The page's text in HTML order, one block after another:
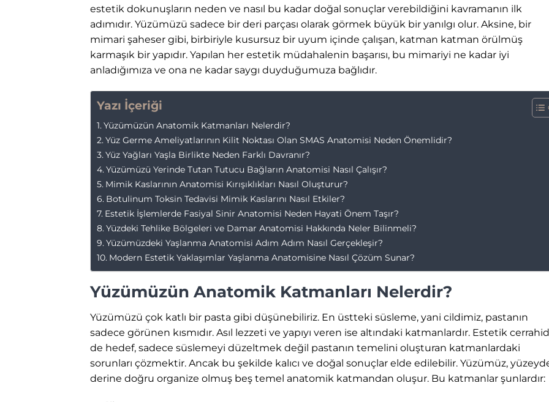
estetik dokunuşların neden ve nasıl bu kadar doğal sonuçlar verebildiğini kavramanın ilk
adımıdır. Yüzümüzü sadece bir deri parçası olarak görmek büyük bir yanılgı olur. Aksine, bir
mimari şaheser gibi, birbiriyle kusursuz bir uyum içinde çalışan, katman katman örülmüş
karmaşık bir yapıdır. Yapılan her estetik müdahalenin başarısı, bu mimariyi ne kadar iyi
anladığımıza ve ona ne kadar saygı duyduğumuza bağlıdır.
Yazı İçeriği
Yüzümüzün Anatomik Katmanları Nelerdir?
Yüz Germe Ameliyatlarının Kilit Noktası Olan SMAS Anatomisi Neden Önemlidir?
Yüz Yağları Yaşla Birlikte Neden Farklı Davranır?
Yüzümüzü Yerinde Tutan Tutucu Bağların Anatomisi Nasıl Çalışır?
Mimik Kaslarının Anatomisi Kırışıklıkları Nasıl Oluşturur?
Botulinum Toksin Tedavisi Mimik Kaslarını Nasıl Etkiler?
Estetik İşlemlerde Fasiyal Sinir Anatomisi Neden Hayati Önem Taşır?
Yüzdeki Tehlike Bölgeleri ve Damar Anatomisi Hakkında Neler Bilinmeli?
Yüzümüzdeki Yaşlanma Anatomisi Adım Adım Nasıl Gerçekleşir?
Modern Estetik Yaklaşımlar Yaşlanma Anatomisine Nasıl Çözüm Sunar?
Yüzümüzün Anatomik Katmanları Nelerdir?
Yüzümüzü çok katlı bir pasta gibi düşünebiliriz. En üstteki süsleme, yani cildimiz, pastanın
sadece görünen kısmıdır. Asıl lezzeti ve yapıyı veren ise altındaki katmanlardır. Estetik
de hedef, sadece süslemeyi düzeltmek değil pastanın temelini oluşturan katmanlardaki
sorunları çözmektir. Ancak bu şekilde kalıcı ve doğal sonuçlar elde edilebilir. Yüzümüz,
derine doğru organize olmuş beş temel anatomik katmandan oluşur. Bu katmanlar şunlardır: